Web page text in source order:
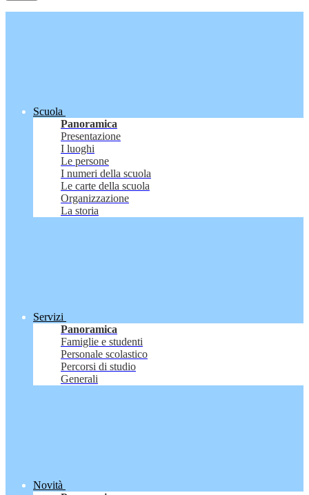
Scuola
Panoramica
Presentazione
I luoghi
Le persone
I numeri della scuola
Le carte della scuola
Organizzazione
La storia
Servizi
Panoramica
Famiglie e studenti
Personale scolastico
Percorsi di studio
Generali
Novità